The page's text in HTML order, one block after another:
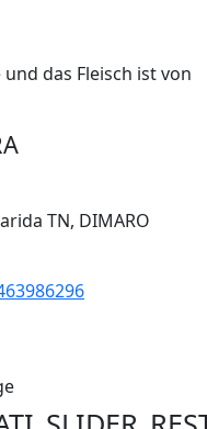
TN, DIMARO
das Fleisch ist von